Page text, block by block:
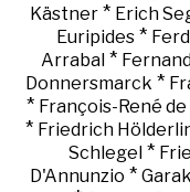
Kästner * Erich
Euripides*
Arrabal *
Donnersmarck *
* François-René
* Friedrich
Schlegel *
D'Annunzio * Garak